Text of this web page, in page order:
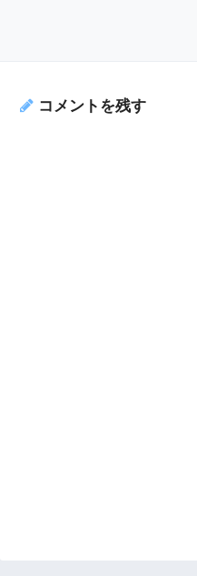
コメントを残す